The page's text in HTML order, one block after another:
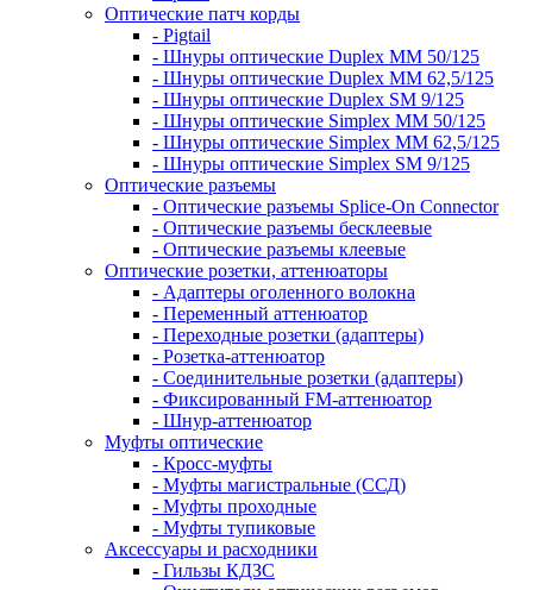
Оптические патч корды
- Pigtail
- Шнуры оптические Duplex MM 50/125
- Шнуры оптические Duplex MM 62,5/125
- Шнуры оптические Duplex SM 9/125
- Шнуры оптические Simplex MM 50/125
- Шнуры оптические Simplex MM 62,5/125
- Шнуры оптические Simplex SM 9/125
Оптические разъемы
- Оптические разъемы Splice-On Connector
- Оптические разъемы бесклеевые
- Оптические разъемы клеевые
Оптические розетки, аттенюаторы
- Адаптеры оголенного волокна
- Переменный аттенюатор
- Переходные розетки (адаптеры)
- Розетка-аттенюатор
- Соединительные розетки (адаптеры)
- Фиксированный FM-аттенюатор
- Шнур-аттенюатор
Муфты оптические
- Кросс-муфты
- Муфты магистральные (ССД)
- Муфты проходные
- Муфты тупиковые
Аксессуары и расходники
- Гильзы КДЗС